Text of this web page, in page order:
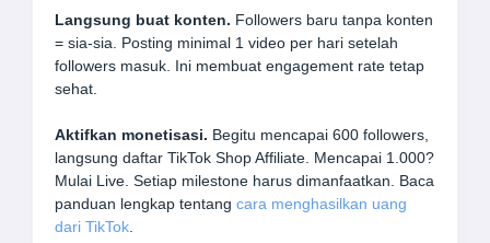
Langsung buat konten. Followers baru tanpa konten
= sia-sia. Posting minimal 1 video per hari setelah
followers masuk. Ini membuat engagement rate tetap
sehat.
Aktifkan monetisasi. Begitu mencapai 600 followers,
langsung daftar TikTok Shop Affiliate. Mencapai 1.000?
Mulai Live. Setiap milestone harus dimanfaatkan. Baca
panduan lengkap tentang cara menghasilkan uang
dari TikTok